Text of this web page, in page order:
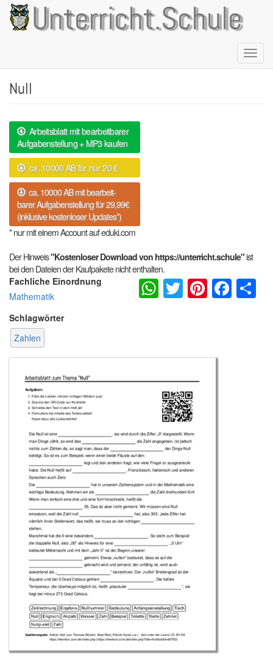
Direkt
zum
Inhalt
Unterricht.Schule
Null
Arbeitsblatt mit bearbeitbarer
Aufgabenstellung + MP3 kaufen
ca. 10000 AB für nur 20 €
ca. 10000 AB mit bearbeit-
barer Aufgabenstellung für 29,99€
(inklusive kostenloser Updates*)
* nur mit einem Account auf eduki.com
Der Hinweis"Kostenloser Download von https://unterricht.schule"ist
bei den Dateien der Kaufpakete nicht enthalten.
Fachliche Einordnung
Mathematik
Schlagwörter
Zahlen
WhatsApp
Twitter